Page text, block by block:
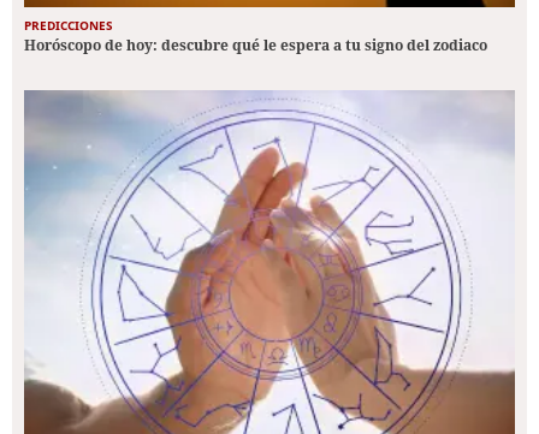
PREDICCIONES
Horóscopo de hoy: descubre qué le espera a tu signo del zodiaco